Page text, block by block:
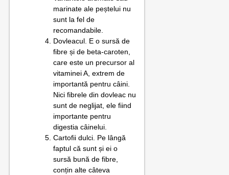
marinate ale peștelui nu
sunt la fel de
recomandabile.
Dovleacul. E o sursă de
fibre și de beta-caroten,
care este un precursor al
vitaminei A, extrem de
importantă pentru câini.
Nici fibrele din dovleac nu
sunt de neglijat, ele fiind
importante pentru
digestia câinelui.
Cartofii dulci. Pe lângă
faptul că sunt și ei o
sursă bună de fibre,
conțin alte câteva